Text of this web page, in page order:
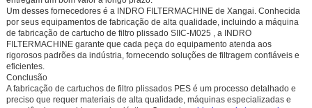
Um desses fornecedores é a INDRO FILTERMACHINEde Xangai. Conhecida
por seus equipamentos de fabricação de alta qualidade, incluindo a máquina
de fabricação de cartucho de filtro plissado SIIC-M025 , a INDRO
FILTERMACHINE garante que cada peça do equipamento atenda aos
rigorosos padrões da indústria, fornecendo soluções de filtragem confiáveis e
eficientes.
Conclusão
A fabricação de cartuchos de filtro plissados PES é um processo detalhado e
preciso que requer materiais de alta qualidade, máquinas especializadas e